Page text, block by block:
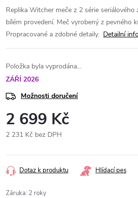
Replika Witcher meče z 2 série seriálového
bílém provedení. Meč vyrobený z pevného
Propracované a zdobné detaily. Detailní
Položka byla vyprodána…
ZÁŘÍ 2026
Možnosti doručení
2 699 Kč
2 231 Kč bez DPH
cena:
Dotaz k produktu Hlídací pes
Záruka: 2 roky